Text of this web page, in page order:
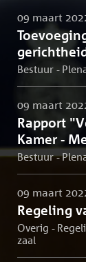
09 maart
Bestuur -
Rapport
Kamer -
09 maart
Bestuur -
Regeling
09 maart
Overig -
zaal